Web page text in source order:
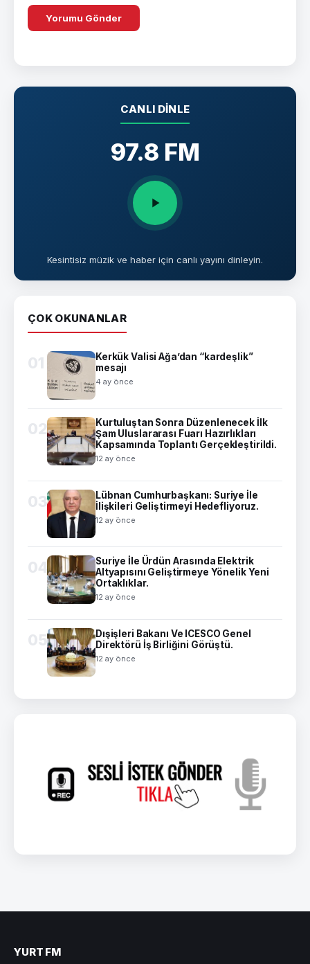
CANLI DINLE
97.8 FM
Kesintisiz müzik ve haber için canlı yayını dinleyin.
ÇOK OKUNANLAR
01
Kerkük Valisi Ağa’dan “kardeşlik”
mesajı
4 ay önce
02
Kurtuluştan Sonra Düzenlenecek İlk
Şam Uluslararası Fuarı Hazırlıkları
Kapsamında Toplantı Gerçekleştirildi.
12 ay önce
03
Lübnan Cumhurbaşkanı: Suriye İle
İlişkileri Geliştirmeyi Hedefliyoruz.
12 ay önce
04
Suriye İle Ürdün Arasında Elektrik
Altyapısını Geliştirmeye Yönelik Yeni
Ortaklıklar.
12 ay önce
05
Dışişleri Bakanı Ve ICESCO Genel
Direktörü İş Birliğini Görüştü.
12 ay önce
YURT FM